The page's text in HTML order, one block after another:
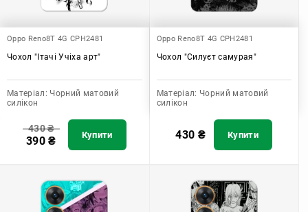
Oppo Reno8T 4G CPH2481
Чохол "Ітачі Учіха арт"
Матеріал: Чорний матовий
силікон
430₴
390₴ Купити
Oppo Reno8T 4G CPH2481
Чохол "Силуєт самурая"
Матеріал: Чорний матовий
силікон
430 ₴ Купити